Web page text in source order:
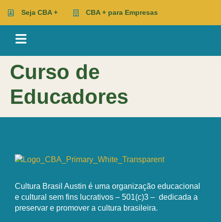
Seja CBA + CBA + para Empresas
Curso de
Educadores
Cultura Brasil Austin é uma organização educacional
e cultural sem fins lucrativos – 501(c)3 – dedicada a
preservar e promover a cultura brasileira.